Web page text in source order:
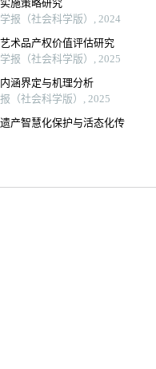
施策略研究
报（社会科学版）, 2024
术品产权价值评估研究
报（社会科学版）, 2025
涵界定与机理分析
（社会科学版）, 2025
产智慧化保护与活态化传